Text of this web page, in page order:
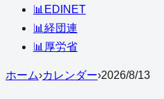
📊 EDINET
📊 経団連
📊 厚労省
ホーム›カレンダー›2026/8/13